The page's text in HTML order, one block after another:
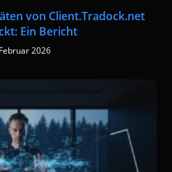
von Client.Tradock.net
Ein Bericht
2026